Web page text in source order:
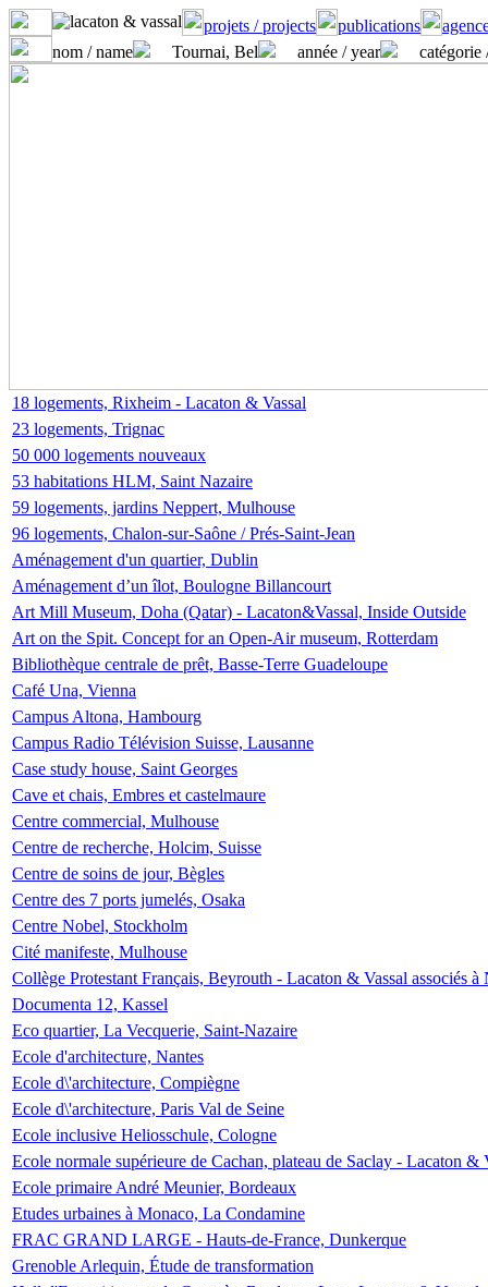
projets / projects publications
nom / name
Tournai, Bel année / year catégorie
18 logements, Rixheim - Lacaton & Vassal
23 logements, Trignac
50 000 logements nouveaux
53 habitations HLM, Saint Nazaire
59 logements, jardins Neppert, Mulhouse
96 logements, Chalon-sur-Saône / Prés-Saint-Jean
Aménagement d'un quartier, Dublin
Aménagement d’un îlot, Boulogne Billancourt
Art Mill Museum, Doha (Qatar) - Lacaton&Vassal, Inside Outside
Art on the Spit. Concept for an Open-Air museum, Rotterdam
Bibliothèque centrale de prêt, Basse-Terre Guadeloupe
Café Una, Vienna
Campus Altona, Hambourg
Campus Radio Télévision Suisse, Lausanne
Case study house, Saint Georges
Cave et chais, Embres et castelmaure
Centre commercial, Mulhouse
Centre de recherche, Holcim, Suisse
Centre de soins de jour, Bègles
Centre des 7 ports jumelés, Osaka
Centre Nobel, Stockholm
Cité manifeste, Mulhouse
Collège Protestant Français, Beyrouth - Lacaton & Vassal associés
Documenta 12, Kassel
Eco quartier, La Vecquerie, Saint-Nazaire
Ecole d'architecture, Nantes
Ecole d\'architecture, Compiègne
Ecole d\'architecture, Paris Val de Seine
Ecole inclusive Heliosschule, Cologne
Ecole normale supérieure de Cachan, plateau de Saclay - Lacaton &
Ecole primaire André Meunier, Bordeaux
Etudes urbaines à Monaco, La Condamine
FRAC GRAND LARGE - Hauts-de-France, Dunkerque
Grenoble Arlequin, Étude de transformation